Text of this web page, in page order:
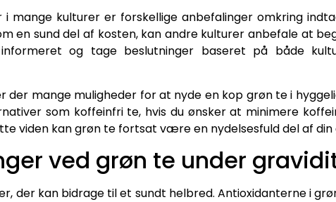
kulturer er forskellige anbefalinger omkring
en sund del af kosten, kan andre kulturer anbefale at
og tage beslutninger baseret på både
der mange muligheder for at nyde en kop grøn te i
som koffeinfri te, hvis du ønsker at minimere
viden kan grøn te fortsat være en nydelsesfuld del af din
ved grøn te under
der kan bidrage til et sundt helbred. Antioxidanterne i